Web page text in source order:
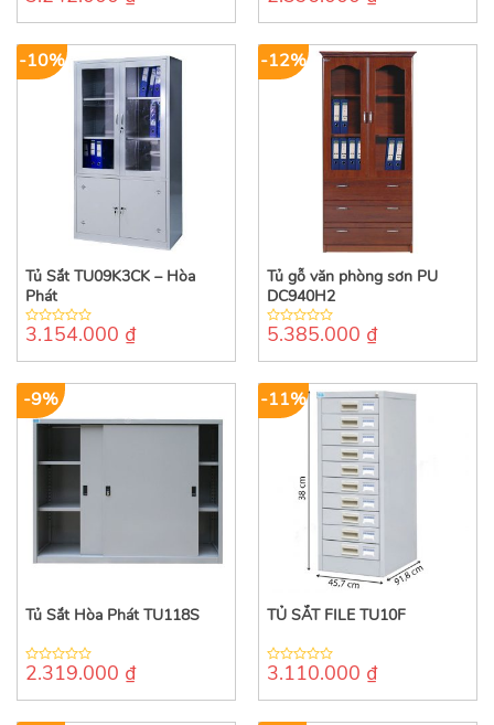
of
of
-10%
Tủ Sắt TU09K3CK – Hòa
Phát
0
of
3.154.000 ₫
-12%
Tủ gỗ văn phòng sơn PU
DC940H2
0
of
5.385.000 ₫
-9%
Tủ Sắt Hòa Phát TU118S
0
of
2.319.000 ₫
-11%
TỦ SẮT FILE TU10F
0
of
3.110.000 ₫